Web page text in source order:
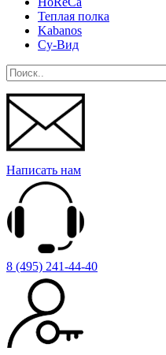
Теплая полка
Kabanos
Су-Вид
Написать нам
8 (495) 241-44-40